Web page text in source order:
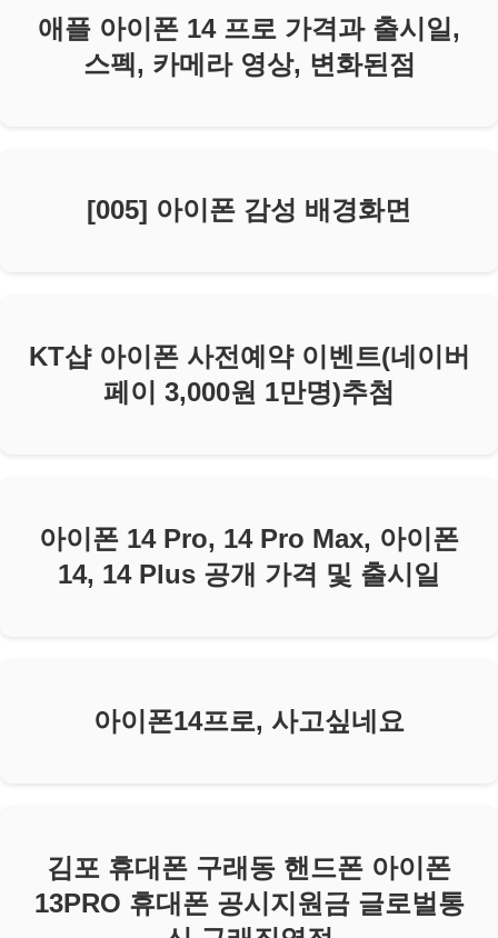
애플 아이폰 14 프로 가격과 출시일,
스펙, 카메라 영상, 변화된점
[005] 아이폰 감성 배경화면
KT샵 아이폰 사전예약 이벤트(네이버
페이 3,000원 1만명)추첨
아이폰 14 Pro, 14 Pro Max, 아이폰
14, 14 Plus 공개 가격 및 출시일
아이폰14프로, 사고싶네요
김포 휴대폰 구래동 핸드폰 아이폰
13PRO 휴대폰 공시지원금 글로벌통